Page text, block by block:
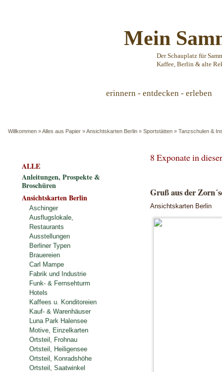
Mein
Der Schauplatz für
Kaffee, Berlin & alte
erinnern - entdecken - erleben
Willkommen »Alles aus Papier »Ansichtskarten Berlin » Sportstätten » Tanzschulen &
8 Exponate in
Gruß aus der
Ansichtskarten Berlin
ALLE
Anleitungen, Prospekte &
Broschüren
Ansichtskarten Berlin
Aschinger
Ausflugslokale,
Restaurants
Ausstellungen
Berliner Typen
Brauereien
Carl Mampe
Fabrik und Industrie
Funk- & Fernsehturm
Hotels
Kaffees u. Konditoreien
Kauf- & Warenhäuser
Luna Park Halensee
Motive, Einzelkarten
Ortsteil, Frohnau
Ortsteil, Heiligensee
Ortsteil, Konradshöhe
Ortsteil, Saatwinkel